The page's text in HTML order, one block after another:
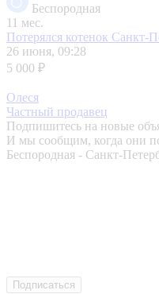
Беспородная
11 мес.
Потерялся котенок Санкт-
26 июня, 09:28
5 000 ₽
Олеся
Частный продавец
Подпишитесь на новые
И мы сообщим, когда они
Беспородная - Санкт-
Подписаться